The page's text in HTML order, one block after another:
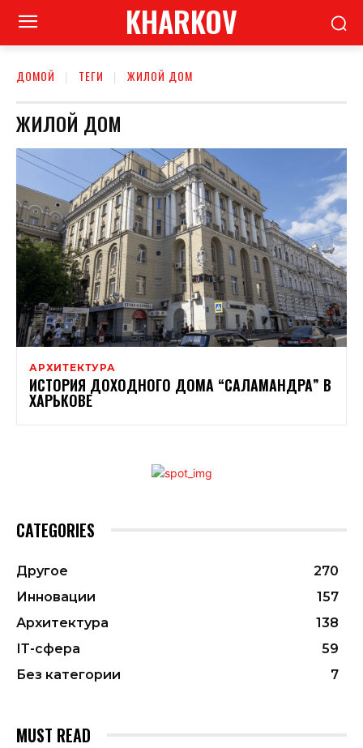
KHARKOV
ДОМОЙ ТЕГИ ЖИЛОЙ ДОМ
ЖИЛОЙ ДОМ
АРХИТЕКТУРА
ИСТОРИЯ ДОХОДНОГО ДОМА “САЛАМАНДРА” В
ХАРЬКОВЕ
CATEGORIES
Другое
270
Инновации
157
Архитектура
138
ІТ-сфера
59
Без категории
7
MUST READ